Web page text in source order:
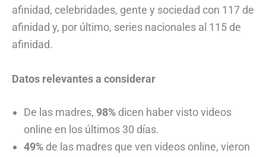
afinidad, celebridades, gente y sociedad con 117 de
afinidad y, por último, series nacionales al 115 de
afinidad.
Datos relevantes a considerar
De las madres, 98% dicen haber visto videos
online en los últimos 30 días.
49% de las madres que ven videos online, vieron